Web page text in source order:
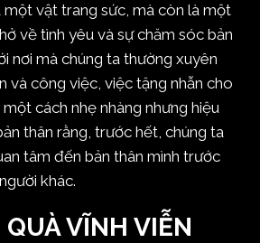
một vật trang sức, mà còn là một
về tình yêu và sự chăm sóc bản
nơi mà chúng ta thường xuyên
và công việc, việc tặng nhẫn cho
cách nhẹ nhàng nhưng hiệu
thân rằng, trước hết, chúng ta
tâm đến bản thân mình trước
khác.
VĨNH VIỄN